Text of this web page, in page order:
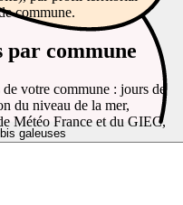
galeuses
commune.
commune
votre commune : jours de
du niveau de la mer,
Météo France et du GIEC,